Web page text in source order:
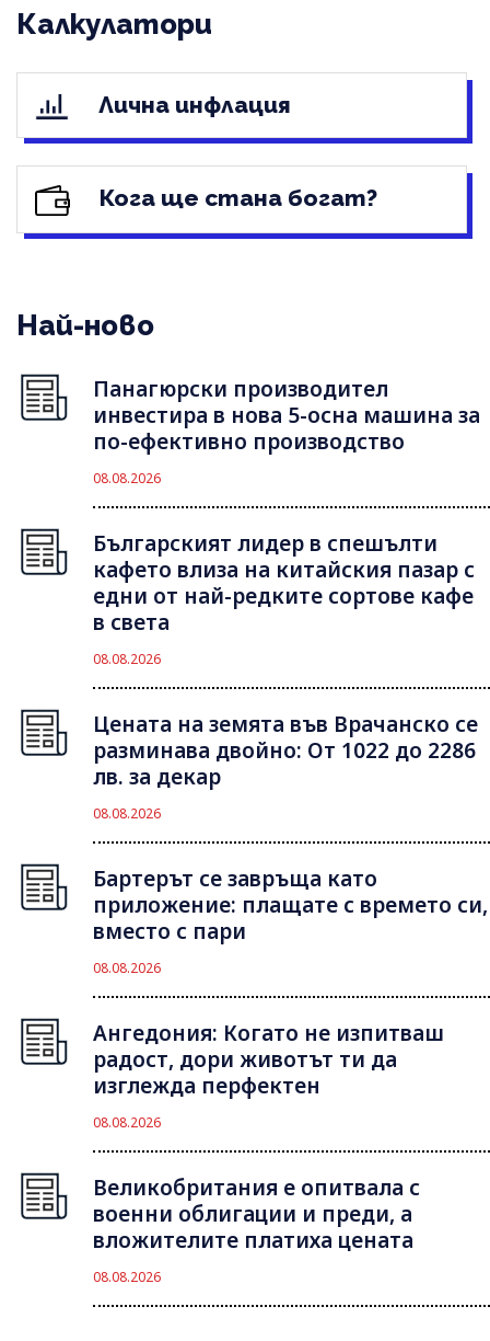
Калкулатори
Лична инфлация
Кога ще стана богат?
Най-ново
Панагюрски производител
инвестира в нова 5-осна машина за
по-ефективно производство
08.08.2026
Българският лидер в спешълти
кафето влиза на китайския пазар с
едни от най-редките сортове кафе
в света
08.08.2026
Цената на земята във Врачанско се
разминава двойно: От 1022 до 2286
лв. за декар
08.08.2026
Бартерът се завръща като
приложение: плащате с времето си,
вместо с пари
08.08.2026
Ангедония: Когато не изпитваш
радост, дори животът ти да
изглежда перфектен
08.08.2026
Великобритания е опитвала с
военни облигации и преди, а
вложителите платиха цената
08.08.2026